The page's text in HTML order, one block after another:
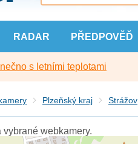
RADAR PŘEDPOVĚĎ
s letními teplotami
Plzeňský kraj Strážov
webkamery.